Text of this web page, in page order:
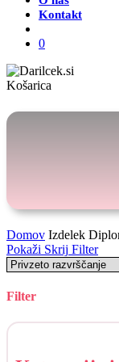
Kontakt
0
Košarica
Domov Izdelek
Pokaži Skrij Filter
Filter
Skrij